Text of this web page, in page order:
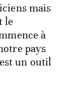
mais
le
à
pays
un outil